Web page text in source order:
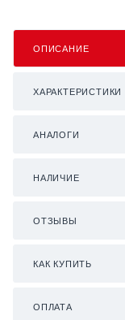
ОПИСАНИЕ
ХАРАКТЕРИСТИКИ
АНАЛОГИ
НАЛИЧИЕ
ОТЗЫВЫ
КАК КУПИТЬ
ОПЛАТА